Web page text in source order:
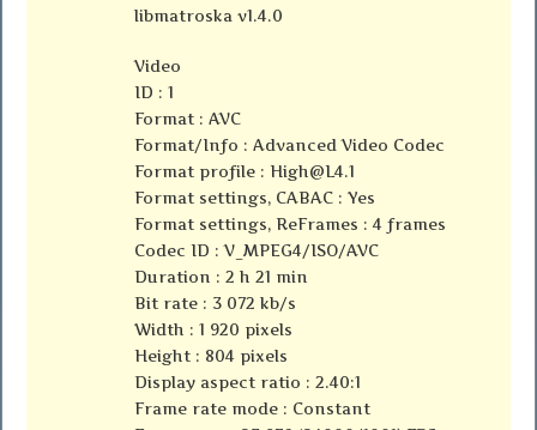
libmatroska v1.4.0
Video
ID : 1
Format : AVC
Format/Info : Advanced Video Codec
Format profile :High@L4.1
Format settings, CABAC : Yes
Format settings, ReFrames : 4 frames
Codec ID : V_MPEG4/ISO/AVC
Duration : 2 h 21 min
Bit rate : 3 072 kb/s
Width : 1 920 pixels
Height : 804 pixels
Display aspect ratio : 2.40:1
Frame rate mode : Constant